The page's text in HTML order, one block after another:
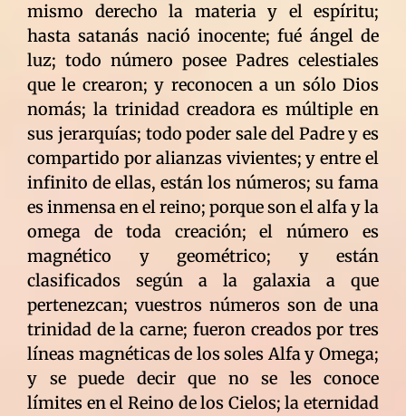
mismo derecho la materia y el espíritu;
hasta satanás nació inocente; fué ángel de
luz; todo número posee Padres celestiales
que le crearon; y reconocen a un sólo Dios
nomás; la trinidad creadora es múltiple en
sus jerarquías; todo poder sale del Padre y es
compartido por alianzas vivientes; y entre el
infinito de ellas, están los números; su fama
es inmensa en el reino; porque son el alfa y la
omega de toda creación; el número es
magnético y geométrico; y están
clasificados según a la galaxia a que
pertenezcan; vuestros números son de una
trinidad de la carne; fueron creados por tres
líneas magnéticas de los soles Alfa y Omega;
y se puede decir que no se les conoce
límites en el Reino de los Cielos; la eternidad